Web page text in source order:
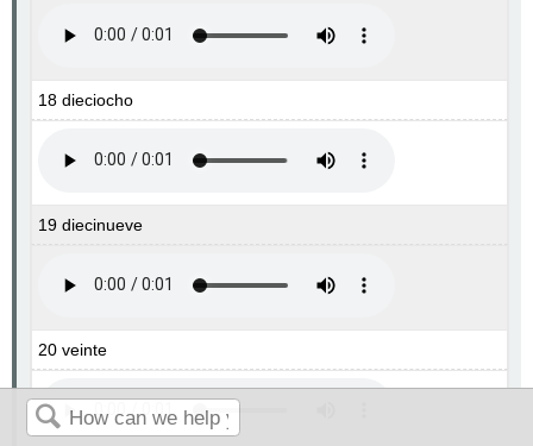
18 dieciocho
19 diecinueve
20 veinte